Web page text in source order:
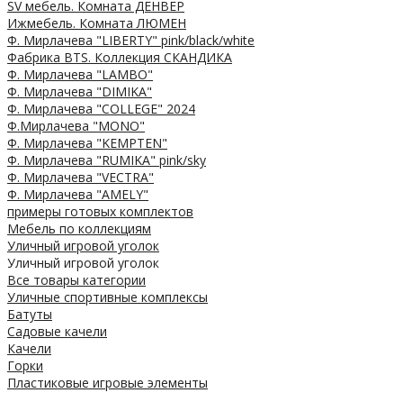
SV мебель. Комната ДЕНВЕР
Ижмебель. Комната ЛЮМЕН
Ф. Мирлачева "LIBERTY" pink/black/white
Фабрика BTS. Коллекция СКАНДИКА
Ф. Мирлачева "LAMBO"
Ф. Мирлачева "DIMIKA"
Ф. Мирлачева "COLLEGE" 2024
Ф.Мирлачева "MONO"
Ф. Мирлачева "KEMPTEN"
Ф. Мирлачева "RUMIKA" pink/sky
Ф. Мирлачева "VECTRA"
Ф. Мирлачева "AMELY"
примеры готовых комплектов
Мебель по коллекциям
Уличный игровой уголок
Уличный игровой уголок
Все товары категории
Уличные спортивные комплексы
Батуты
Садовые качели
Качели
Горки
Пластиковые игровые элементы